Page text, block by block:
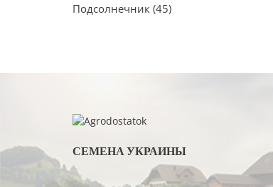
Подсолнечник (45)
СЕМЕНА УКРАИНЫ